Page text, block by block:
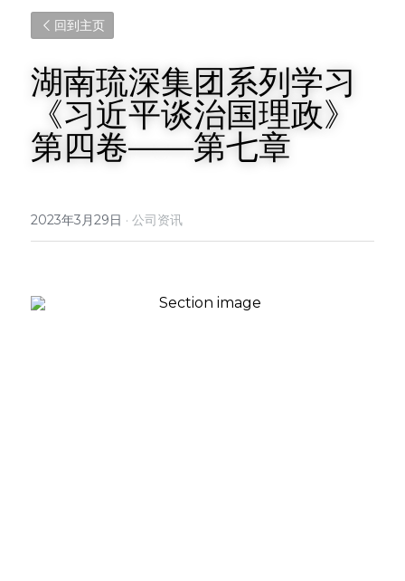
回到主页
湖南琉深集团系列学习
《习近平谈治国理政》
第四卷——第七章
2023年3月29日 · 公司资讯